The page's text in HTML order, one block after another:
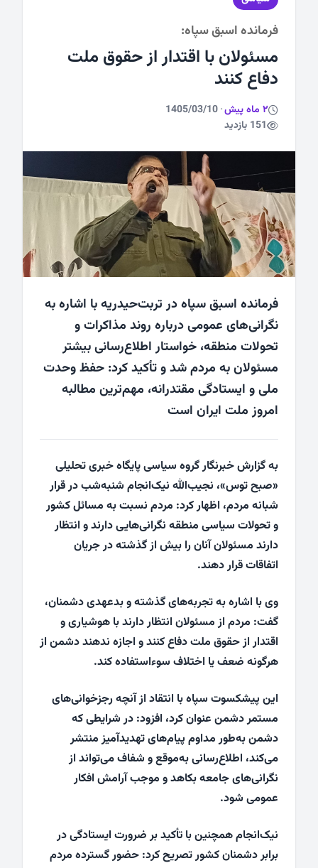
ورزشی
فرمانده اسبق سپاه:
مسئولان با اقتدار از حقوق ملت
دفاع کنند
2 ماه پیش ·
1405/03/10
151 بازدید
فرمانده اسبق سپاه در تربت‌حیدریه با اشاره به
نگرانی‌های عمومی درباره روند مذاکرات و
تحولات منطقه، خواستار اطلاع‌رسانی بیشتر
مسئولان به مردم شد و تأکید کرد: حفظ وحدت
ملی و ایستادگی مقتدرانه، مهم‌ترین مطالبه
امروز ملت ایران است
به گزارش خبرنگار گروه سیاسی پایگاه خبری تحلیلی
«صبح توس»، نجیب‌الله نیک‌انجام شنبه‌شب در قرار
شبانه مردم، اظهار کرد: مردم نسبت به مسائل کشور
و تحولات سیاسی منطقه نگرانی‌هایی دارند و انتظار
دارند مسئولان آنان را بیش از گذشته در جریان
اتفاقات قرار دهند.
وی با اشاره به تجربه‌های گذشته و بدعهدی دشمنان،
گفت: مردم از مسئولان انتظار دارند با هوشیاری و
اقتدار از حقوق ملت دفاع کنند و اجازه ندهند دشمن از
هرگونه ضعف یا اختلاف سوءاستفاده کند.
این پیشکسوت سپاه با انتقاد از آنچه رجزخوانی‌های
مستمر دشمن عنوان کرد، افزود: در شرایطی که
دشمن به‌طور مداوم پیام‌های تهدیدآمیز منتشر
می‌کند، اطلاع‌رسانی به‌موقع و شفاف می‌تواند از
نگرانی‌های جامعه بکاهد و موجب آرامش افکار
عمومی شود.
نیک‌انجام همچنین با تأکید بر ضرورت ایستادگی در
برابر دشمنان کشور تصریح کرد: حضور گسترده مردم